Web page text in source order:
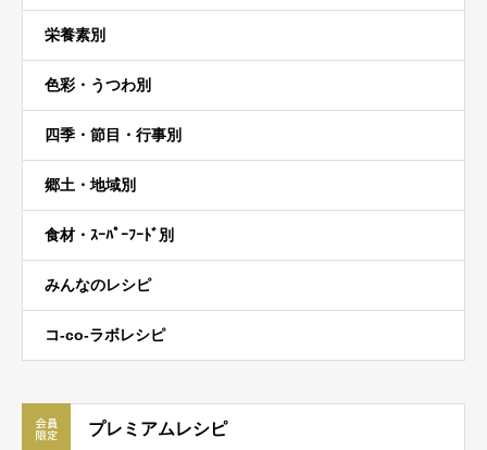
栄養素別
色彩・うつわ別
四季・節目・行事別
郷土・地域別
食材・ｽｰﾊﾟｰﾌｰﾄﾞ別
みんなのレシピ
コ-co-ラボレシピ
プレミアムレシピ